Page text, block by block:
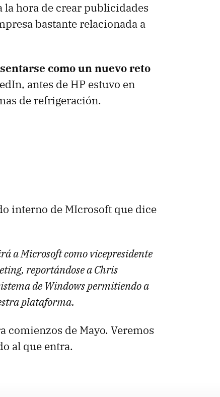
la hora de crear publicidades
bastante relacionada a
como un nuevo reto
antes de HP estuvo en
de refrigeración.
interno de MIcrosoft que dice
a Microsoft como vicepresidente
reportándose a Chris
de Windows permitiendo a
plataforma.
comienzos de Mayo. Veremos
al que entra.